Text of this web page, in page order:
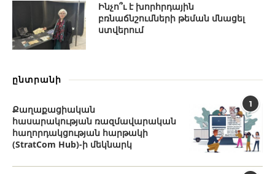
Ինչո՞ւ է խորհրդային
բռնաճնշումների թեման մնացել
ստվերում
ընտրանի
1
Քաղաքացիական
հասարակության ռազմավարական
հաղորդակցության հարթակի
(StratCom Hub)-ի մեկնարկ